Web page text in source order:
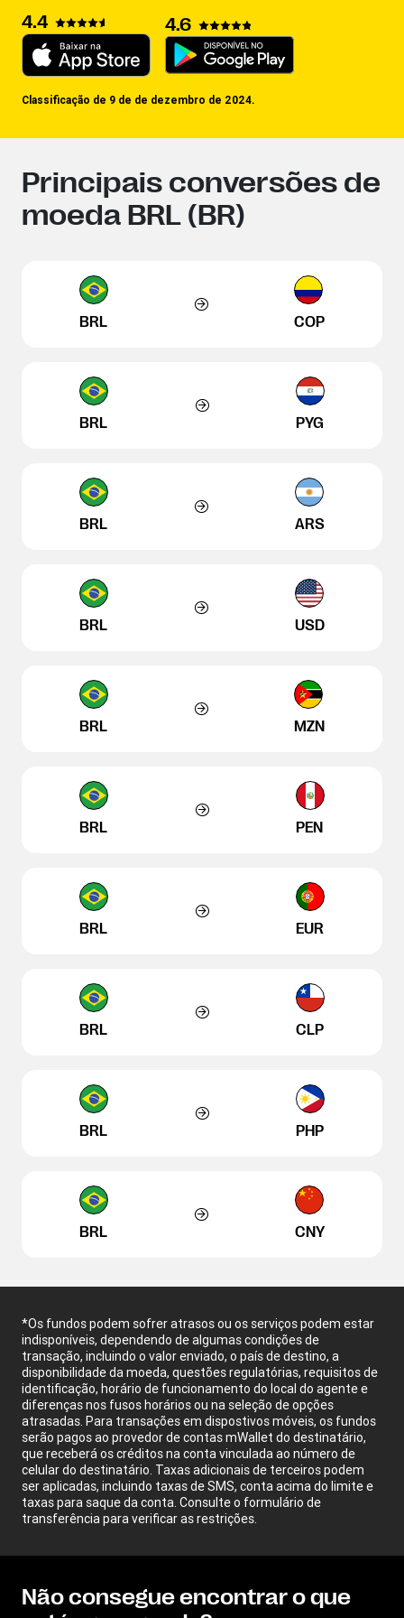
4.4 4.6
Classificação de 9 de de dezembro de 2024.
Principais conversões de
moeda BRL (BR)
BRL COP
BRL PYG
BRL ARS
BRL USD
BRL MZN
BRL PEN
BRL EUR
BRL CLP
BRL PHP
BRL CNY
*Os fundos podem sofrer atrasos ou os serviços podem estar
indisponíveis, dependendo de algumas condições de
transação, incluindo o valor enviado, o país de destino, a
disponibilidade da moeda, questões regulatórias, requisitos de
identificação, horário de funcionamento do local do agente e
diferenças nos fusos horários ou na seleção de opções
atrasadas. Para transações em dispostivos móveis, os fundos
serão pagos ao provedor de contas mWallet do destinatário,
que receberá os créditos na conta vinculada ao número de
celular do destinatário. Taxas adicionais de terceiros podem
ser aplicadas, incluindo taxas de SMS, conta acima do limite e
taxas para saque da conta. Consulte o formulário de
transferência para verificar as restrições.
Não consegue encontrar o que